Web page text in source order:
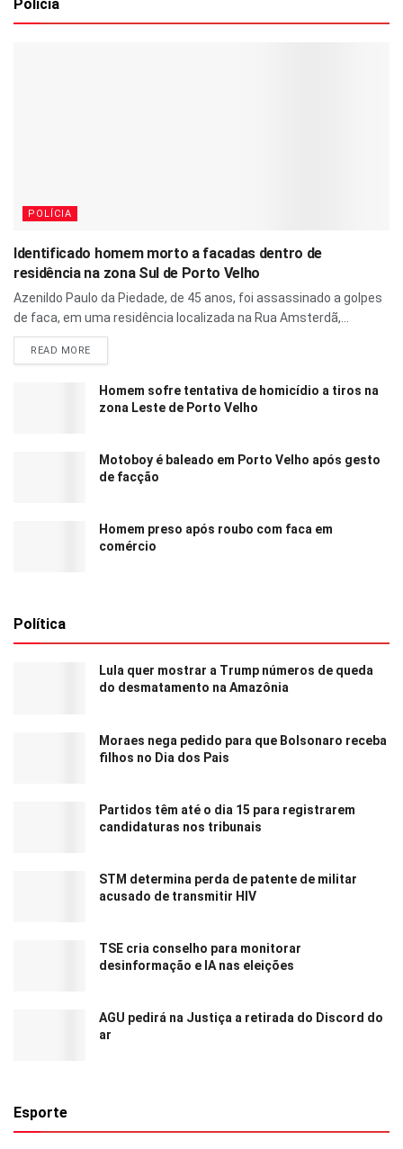
Polícia
POLÍCIA
Identificado homem morto a facadas dentro de
residência na zona Sul de Porto Velho
Azenildo Paulo da Piedade, de 45 anos, foi assassinado a golpes
de faca, em uma residência localizada na Rua Amsterdã,...
READ MORE
Homem sofre tentativa de homicídio a tiros na
zona Leste de Porto Velho
Motoboy é baleado em Porto Velho após gesto
de facção
Homem preso após roubo com faca em
comércio
Política
Lula quer mostrar a Trump números de queda
do desmatamento na Amazônia
Moraes nega pedido para que Bolsonaro receba
filhos no Dia dos Pais
Partidos têm até o dia 15 para registrarem
candidaturas nos tribunais
STM determina perda de patente de militar
acusado de transmitir HIV
TSE cria conselho para monitorar
desinformação e IA nas eleições
AGU pedirá na Justiça a retirada do Discord do
ar
Esporte